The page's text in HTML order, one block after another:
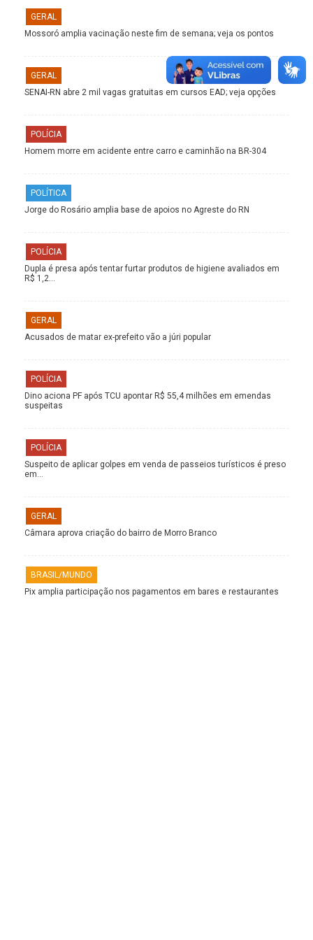
GERAL
Mossoró amplia vacinação neste fim de semana; veja os pontos
GERAL
SENAI-RN abre 2 mil vagas gratuitas em cursos EAD; veja opções
POLÍCIA
Homem morre em acidente entre carro e caminhão na BR-304
POLÍTICA
Jorge do Rosário amplia base de apoios no Agreste do RN
POLÍCIA
Dupla é presa após tentar furtar produtos de higiene avaliados em
R$ 1,2…
GERAL
Acusados de matar ex-prefeito vão a júri popular
POLÍCIA
Dino aciona PF após TCU apontar R$ 55,4 milhões em emendas
suspeitas
POLÍCIA
Suspeito de aplicar golpes em venda de passeios turísticos é preso
em…
GERAL
Câmara aprova criação do bairro de Morro Branco
BRASIL/MUNDO
Pix amplia participação nos pagamentos em bares e restaurantes